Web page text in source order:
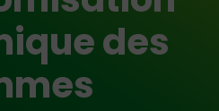
des